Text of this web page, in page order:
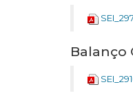
Balanço